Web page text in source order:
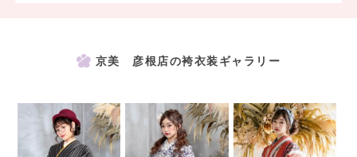
京美 彦根店の袴衣装ギャラリー